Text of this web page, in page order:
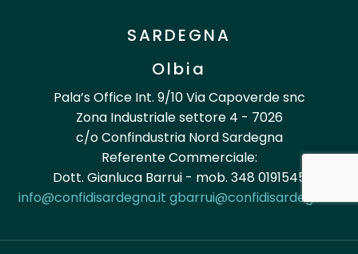
SARDEGNA
Olbia
Pala’s Office Int. 9/10 Via Capoverde snc
Zona Industriale settore 4 - 7026
c/o Confindustria Nord Sardegna
Referente Commerciale:
Dott. Gianluca Barrui - mob. 348 0191545
info@confidisardegna.it gbarrui@confidisardegna.it